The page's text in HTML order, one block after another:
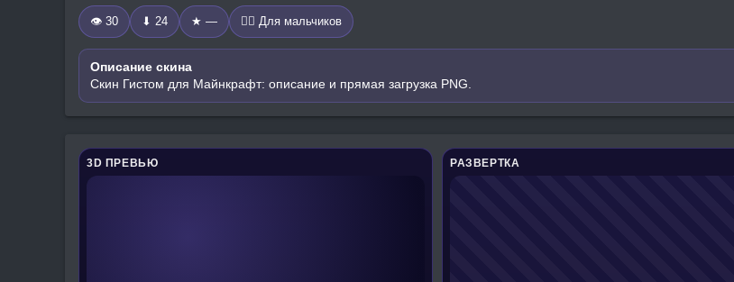
👁 30 ⬇ 24 ★ — 🧍‍♂️ Для мальчиков
Описание скина
Скин Гистом для Майнкрафт: описание и прямая загрузка PNG.
3D ПРЕВЬЮ РАЗВЕРТКА